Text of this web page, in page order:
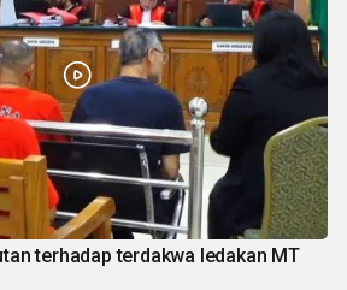
terhadap terdakwa ledakan MT